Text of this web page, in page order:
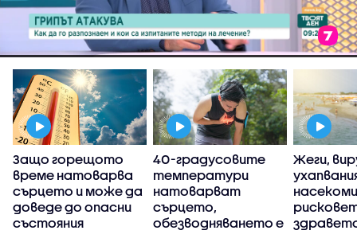
Защо горещото
време натоварва
сърцето и може да
доведе до опасни
състояния
40-градусовите
температури
натоварват
сърцето,
обезводняването е
Жеги,